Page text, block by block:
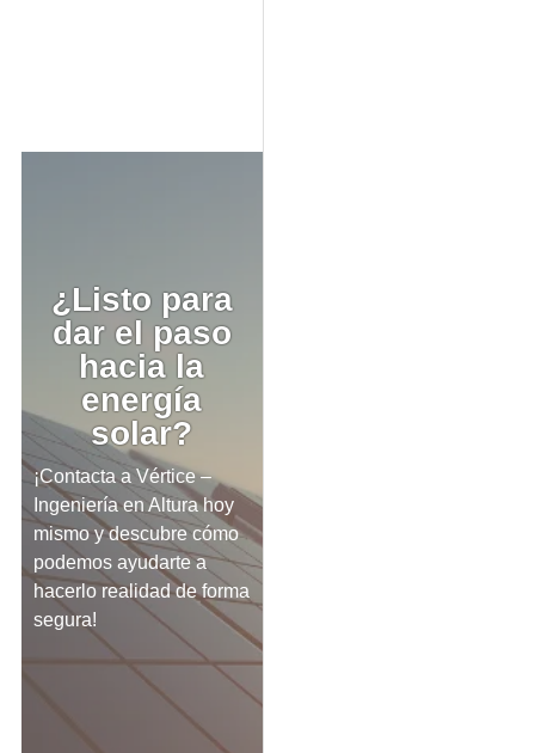
¿Listo para
dar el paso
hacia la
energía
solar?
¡Contacta a Vértice –
Ingeniería en Altura hoy
mismo y descubre cómo
podemos ayudarte a
hacerlo realidad de forma
segura!